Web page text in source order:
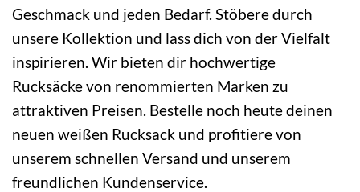
Geschmack und jeden Bedarf. Stöbere durch
unsere Kollektion und lass dich von der Vielfalt
inspirieren. Wir bieten dir hochwertige
Rucksäcke von renommierten Marken zu
attraktiven Preisen. Bestelle noch heute deinen
neuen weißen Rucksack und profitiere von
unserem schnellen Versand und unserem
freundlichen Kundenservice.